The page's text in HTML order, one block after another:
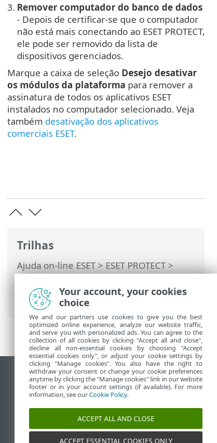
Trilhas
Ajuda on-line ESET>ESET PROTECT>
Usando o ESET PROTECT>ESET PROTECT
Menu principal >Computadores>
Remover computador do gerenciamento
3. Remover computador do banco de dados
- Depois de certificar-se que o computador
não está mais conectando ao ESET PROTECT,
ele pode ser removido da lista de
dispositivos gerenciados.
Marque a caixa de seleção Desejo desativar
os módulos da plataforma para remover a
assinatura de todos os aplicativos ESET
instalados no computador selecionado. Veja
também desativação dos aplicativos
comerciais ESET.
Ver site para desktop
End of Life
Base de conhecimento ESET
Fórum ESET
ESET Status Portal
Suporte regional
Your account, your cookies
choice
We and our partners use cookies to give you the best
optimized online experience, analyze our website traffic,
and serve you with personalized ads. You can agree to the
collection of all cookies by clicking "Accept all and close",
decline all non-essential cookies by choosing "Accept
essential cookies only", or adjust your cookie settings by
clicking "Manage cookies". You also have the right to
withdraw your consent or change your cookie preferences
anytime by clicking the "Manage cookies" link in our website
footer or in your account settings (if available). For more
information, see ourCookie Policy.
ACCEPT ALL AND CLOSE
ACCEPT ESSENTIAL COOKIES ONLY